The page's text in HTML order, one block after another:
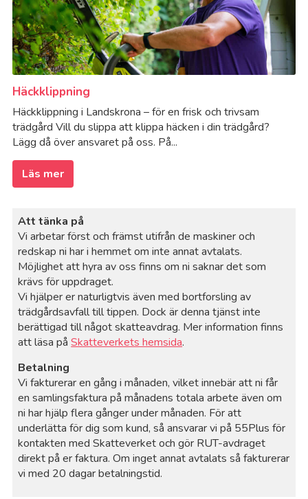
Häckklippning
Häckklippning i Landskrona – för en frisk och trivsam
trädgård Vill du slippa att klippa häcken i din trädgård?
Lägg då över ansvaret på oss. På...
Läs mer
Att tänka på
Vi arbetar först och främst utifrån de maskiner och
redskap ni har i hemmet om inte annat avtalats.
Möjlighet att hyra av oss finns om ni saknar det som
krävs för uppdraget.
Vi hjälper er naturligtvis även med bortforsling av
trädgårdsavfall till tippen. Dock är denna tjänst inte
berättigad till något skatteavdrag. Mer information finns
att läsa påSkatteverkets hemsida.
Betalning
Vi fakturerar en gång i månaden, vilket innebär att ni får
en samlingsfaktura på månadens totala arbete även om
ni har hjälp flera gånger under månaden. För att
underlätta för dig som kund, så ansvarar vi på 55Plus för
kontakten med Skatteverket och gör RUT-avdraget
direkt på er faktura. Om inget annat avtalats så fakturerar
vi med 20 dagar betalningstid.